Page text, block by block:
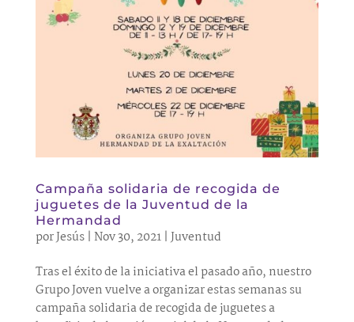
Campaña solidaria de recogida de
juguetes de la Juventud de la
Hermandad
porJesús| Nov 30, 2021|Juventud
Tras el éxito de la iniciativa el pasado año, nuestro
Grupo Joven vuelve a organizar estas semanas su
campaña solidaria de recogida de juguetes a